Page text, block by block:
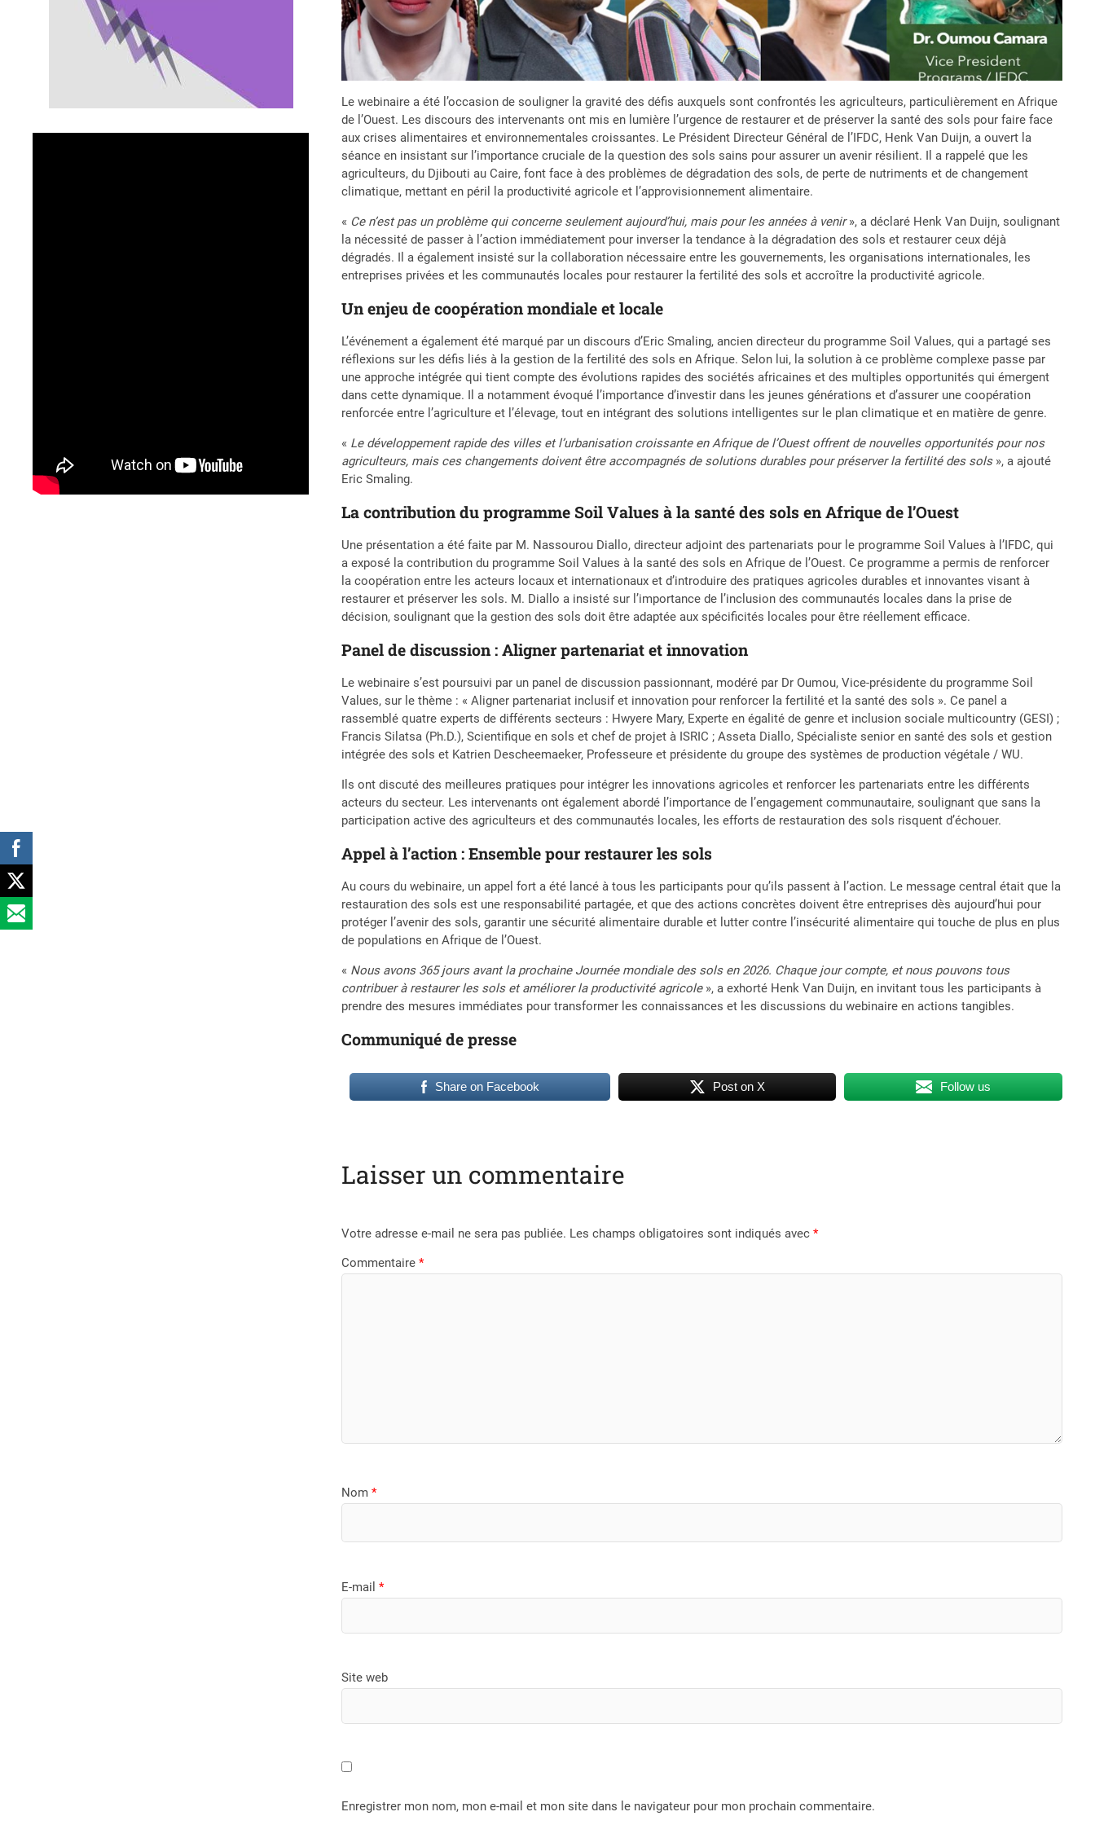
Le webinaire a été l’occasion de souligner la gravité des défis auxquels sont confrontés les agriculteurs, particulièrement en Afrique
de l’Ouest. Les discours des intervenants ont mis en lumière l’urgence de restaurer et de préserver la santé des sols pour faire face
aux crises alimentaires et environnementales croissantes. Le Président Directeur Général de l’IFDC, Henk Van Duijn, a ouvert la
séance en insistant sur l’importance cruciale de la question des sols sains pour assurer un avenir résilient. Il a rappelé que les
agriculteurs, du Djibouti au Caire, font face à des problèmes de dégradation des sols, de perte de nutriments et de changement
climatique, mettant en péril la productivité agricole et l’approvisionnement alimentaire.
« Ce n’est pas un problème qui concerne seulement aujourd’hui, mais pour les années à venir», a déclaré Henk Van Duijn, soulignant
la nécessité de passer à l’action immédiatement pour inverser la tendance à la dégradation des sols et restaurer ceux déjà
dégradés. Il a également insisté sur la collaboration nécessaire entre les gouvernements, les organisations internationales, les
entreprises privées et les communautés locales pour restaurer la fertilité des sols et accroître la productivité agricole.
Un enjeu de coopération mondiale et locale
L’événement a également été marqué par un discours d’Eric Smaling, ancien directeur du programme Soil Values, qui a partagé ses
réflexions sur les défis liés à la gestion de la fertilité des sols en Afrique. Selon lui, la solution à ce problème complexe passe par
une approche intégrée qui tient compte des évolutions rapides des sociétés africaines et des multiples opportunités qui émergent
dans cette dynamique. Il a notamment évoqué l’importance d’investir dans les jeunes générations et d’assurer une coopération
renforcée entre l’agriculture et l’élevage, tout en intégrant des solutions intelligentes sur le plan climatique et en matière de genre.
« Le développement rapide des villes et l’urbanisation croissante en Afrique de l’Ouest offrent de nouvelles opportunités pour nos
agriculteurs, mais ces changements doivent être accompagnés de solutions durables pour préserver la fertilité des sols », a ajouté
Eric Smaling.
La contribution du programme Soil Values à la santé des sols en Afrique de l’Ouest
Une présentation a été faite par M. Nassourou Diallo, directeur adjoint des partenariats pour le programme Soil Values à l’IFDC, qui
a exposé la contribution du programme Soil Values à la santé des sols en Afrique de l’Ouest. Ce programme a permis de renforcer
la coopération entre les acteurs locaux et internationaux et d’introduire des pratiques agricoles durables et innovantes visant à
restaurer et préserver les sols. M. Diallo a insisté sur l’importance de l’inclusion des communautés locales dans la prise de
décision, soulignant que la gestion des sols doit être adaptée aux spécificités locales pour être réellement efficace.
Panel de discussion : Aligner partenariat et innovation
Le webinaire s’est poursuivi par un panel de discussion passionnant, modéré par Dr Oumou, Vice-présidente du programme Soil
Values, sur le thème : « Aligner partenariat inclusif et innovation pour renforcer la fertilité et la santé des sols ». Ce panel a
rassemblé quatre experts de différents secteurs : Hwyere Mary, Experte en égalité de genre et inclusion sociale multicountry (GESI) ;
Francis Silatsa (Ph.D.), Scientifique en sols et chef de projet à ISRIC ; Asseta Diallo, Spécialiste senior en santé des sols et gestion
intégrée des sols et Katrien Descheemaeker, Professeure et présidente du groupe des systèmes de production végétale / WU.
Ils ont discuté des meilleures pratiques pour intégrer les innovations agricoles et renforcer les partenariats entre les différents
acteurs du secteur. Les intervenants ont également abordé l’importance de l’engagement communautaire, soulignant que sans la
participation active des agriculteurs et des communautés locales, les efforts de restauration des sols risquent d’échouer.
Appel à l’action : Ensemble pour restaurer les sols
Au cours du webinaire, un appel fort a été lancé à tous les participants pour qu’ils passent à l’action. Le message central était que la
restauration des sols est une responsabilité partagée, et que des actions concrètes doivent être entreprises dès aujourd’hui pour
protéger l’avenir des sols, garantir une sécurité alimentaire durable et lutter contre l’insécurité alimentaire qui touche de plus en plus
de populations en Afrique de l’Ouest.
« Nous avons 365 jours avant la prochaine Journée mondiale des sols en 2026. Chaque jour compte, et nous pouvons tous
contribuer à restaurer les sols et améliorer la productivité agricole», a exhorté Henk Van Duijn, en invitant tous les participants à
prendre des mesures immédiates pour transformer les connaissances et les discussions du webinaire en actions tangibles.
Communiqué de presse
Share on Facebook Post on X Follow us
Laisser un commentaire
Votre adresse e-mail ne sera pas publiée. Les champs obligatoires sont indiqués avec*
Commentaire*
Nom*
E-mail*
Site web
Enregistrer mon nom, mon e-mail et mon site dans le navigateur pour mon prochain commentaire.